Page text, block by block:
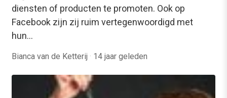
diensten of producten te promoten. Ook op
Facebook zijn zij ruim vertegenwoordigd met
hun…
Bianca van de Ketterij · 14 jaar geleden